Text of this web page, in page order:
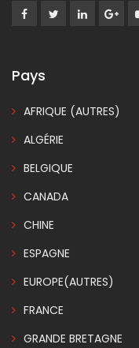
Pays
AFRIQUE (AUTRES)
ALGÉRIE
BELGIQUE
CANADA
CHINE
ESPAGNE
EUROPE(AUTRES)
FRANCE
GRANDE BRETAGNE